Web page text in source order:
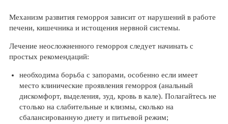
Механизм развития геморроя зависит от нарушений в работе
печени, кишечника и истощения нервной системы.
Лечение неосложненного геморроя следует начинать с
простых рекомендаций:
необходима борьба с запорами, особенно если имеет
место клинические проявления геморроя (анальный
дискомфорт, выделения, зуд, кровь в кале). Полагайтесь не
столько на слабительные и клизмы, сколько на
сбалансированную диету и питьевой режим;